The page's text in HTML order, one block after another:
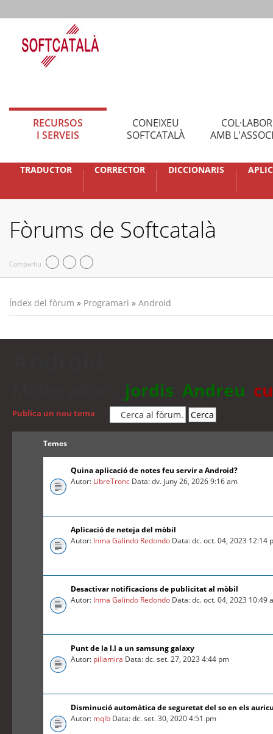
RECURSOS
I SERVEIS
CONEIXEU
SOFTCATALÀ
AMB
TRADUCTOR CORRECTOR DICCIONARIS
Fòrums de Softcatalà
Compartiu
Índex del fòrum » Programari » Android
jordis Andreu
Publica un nou tema
Temes
Quina aplicació de notes feu servir a Android?
Autor: LibreTronc Data: dv. juny 26, 2026 9:16 am
Aplicació de neteja del mòbil
Autor: Inma Galindo Redondo Data: dc. oct. 04, 2023 12:14
Desactivar notificacions de publicitat al mòbil
Autor: Inma Galindo Redondo Data: dc. oct. 04, 2023 10:49
Punt de la l.l a un samsung galaxy
Autor: piliamira Data: dc. set. 27, 2023 4:44 pm
Disminució automàtica de seguretat del so en els
Autor: mqlb Data: dc. set. 30, 2020 4:51 pm